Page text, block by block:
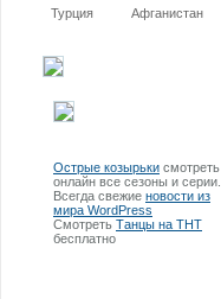
Турция Афганистан
Острые козырьки смотреть
онлайн все сезоны и серии.
Всегда свежие новости из
мира WordPress
Смотреть Танцы на ТНТ
бесплатно